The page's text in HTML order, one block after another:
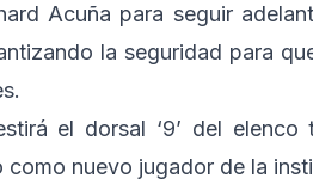
Acuña para seguir
la seguridad para
el dorsal ‘9’ del elenco
como nuevo jugador de la